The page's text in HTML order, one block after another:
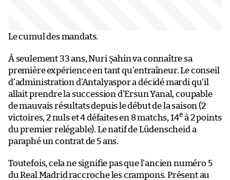
Le cumul des mandats.
À seulement 33 ans, Nuri Şahin va connaître sa
première expérience en tant qu’entraîneur. Le conseil
d’administration d’Antalyaspor a décidé mardi qu’il
allait prendre la succession d’Ersun Yanal, coupable
de mauvais résultats depuis le début de la saison (2
victoires, 2 nuls et 4 défaites en 8 matchs, 14e à 2 points
du premier relégable). Le natif de Lüdenscheid a
paraphé un contrat de 5 ans.
Toutefois, cela ne signifie pas que l’ancien numéro 5
du Real Madrid raccroche les crampons. Présent au